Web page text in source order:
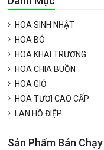
HOA SINH NHẬT
HOA BÓ
HOA KHAI TRƯƠNG
HOA CHIA BUỒN
HOA GIỎ
HOA TƯƠI CAO CẤP
LAN HỒ ĐIỆP
Sản Phẩm Bán Chạy